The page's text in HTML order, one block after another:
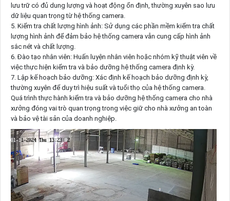
lưu trữ có đủ dung lượng và hoạt động ổn định, thường xuyên sao lưu
dữ liệu quan trọng từ hệ thống camera.
5. Kiểm tra chất lượng hình ảnh: Sử dụng các phần mềm kiểm tra chất
lượng hình ảnh để đảm bảo hệ thống camera vẫn cung cấp hình ảnh
sắc nét và chất lượng.
6. Đào tạo nhân viên: Huấn luyện nhân viên hoặc nhóm kỹ thuật viên về
việc thực hiện kiểm tra và bảo dưỡng hệ thống camera định kỳ.
7. Lập kế hoạch bảo dưỡng: Xác định kế hoạch bảo dưỡng định kỳ,
thường xuyên để duy trì hiệu suất và tuổi thọ của hệ thống camera.
Quá trình thực hành kiểm tra và bảo dưỡng hệ thống camera cho nhà
xưởng đóng vai trò quan trọng trong việc giữ cho nhà xưởng an toàn
và bảo vệ tài sản của doanh nghiệp.